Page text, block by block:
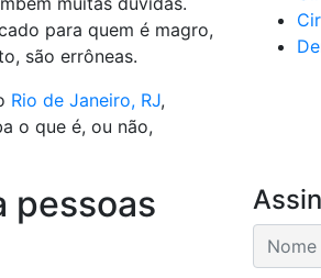
para quem é magro,
são errôneas.
Rio de Janeiro, RJ,
o que é, ou não,
pessoas